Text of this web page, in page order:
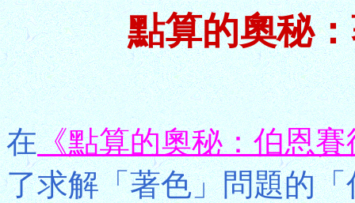
點算的奧秘
在《點算的奧秘：伯恩
了求解「著色」問題的